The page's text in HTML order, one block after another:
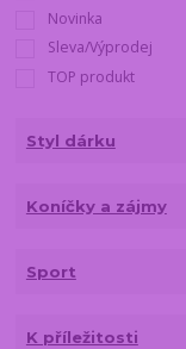
Novinka
Sleva/Výprodej
TOP produkt
Styl dárku
Koníčky a zájmy
Sport
K příležitosti